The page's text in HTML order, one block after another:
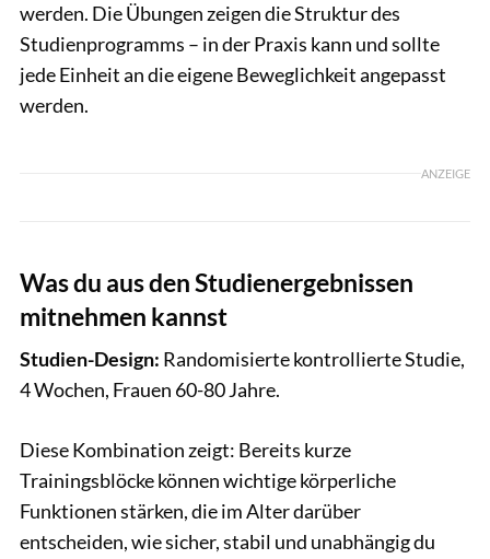
werden. Die Übungen zeigen die Struktur des
Studienprogramms – in der Praxis kann und sollte
jede Einheit an die eigene Beweglichkeit angepasst
werden.
ANZEIGE
Was du aus den Studienergebnissen
mitnehmen kannst
Studien-Design: Randomisierte kontrollierte Studie,
4 Wochen, Frauen 60-80 Jahre.
Diese Kombination zeigt: Bereits kurze
Trainingsblöcke können wichtige körperliche
Funktionen stärken, die im Alter darüber
entscheiden, wie sicher, stabil und unabhängig du